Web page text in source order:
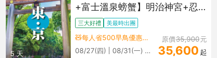
5 天
+富士溫泉螃蟹】明治神宮+忍
野八海．箱根海盜船．御殿場
OUTLET．台場鋼彈 5 天
三大好禮 美最時出團
🧸每人省500早鳥優惠價格，僅限前10名旅客 原價35,900元
08/27(四) | 08/31(一) 更多
35,600 起